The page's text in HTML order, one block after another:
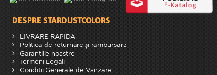
DESPRE STARDUSTCOLORS
LIVRARE RAPIDA
Politica de returnare și rambursare
Garantiile noastre
Termeni Legali
Conditii Generale de Vanzare